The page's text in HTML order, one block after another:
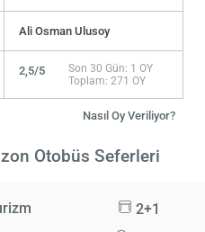
Ali Osman Ulusoy
2,5/5
Son 30 Gün: 1 OY
Toplam: 271 OY
Nasıl Oy Veriliyor?
Otobüs Seferleri
2+1